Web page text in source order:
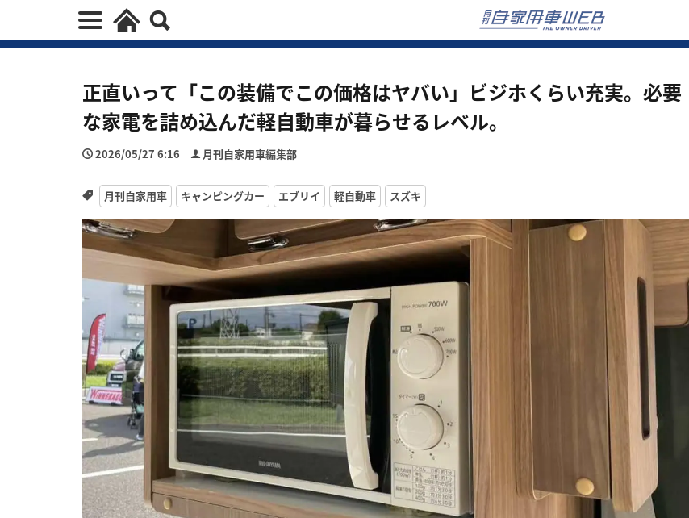
正直いって「この装備でこの価格はヤバい」ビジホくらい充実。必要
な家電を詰め込んだ軽自動車が暮らせるレベル。
2026/05/27 6:16 月刊自家用車編集部
月刊自家用車 キャンピングカー エブリイ 軽自動車 スズキ